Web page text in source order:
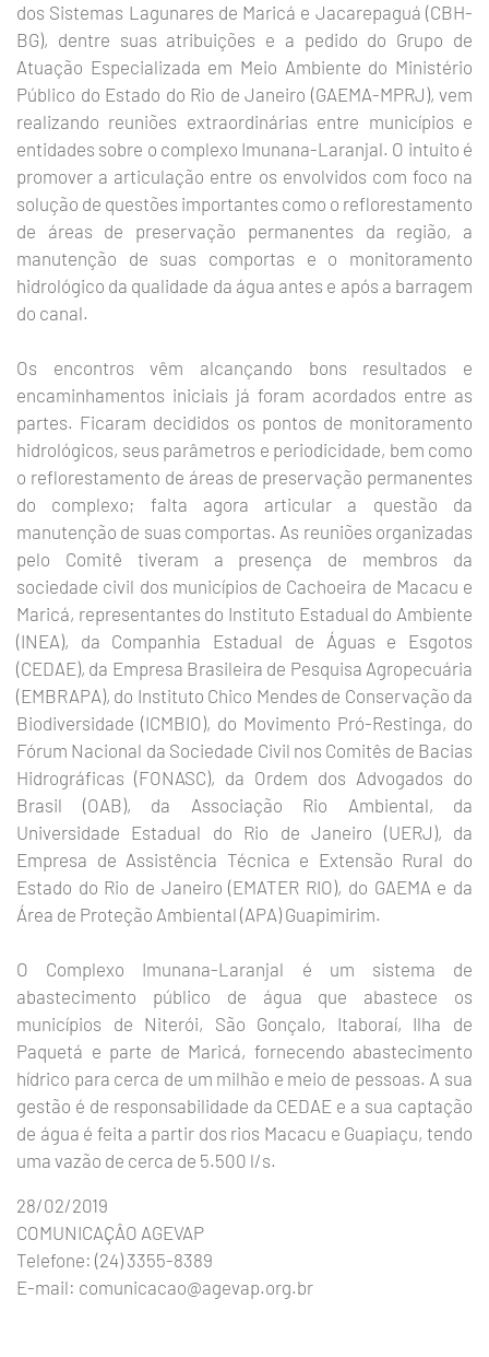
dos Sistemas Lagunares de Maricá e Jacarepaguá (CBH-
BG), dentre suas atribuições e a pedido do Grupo de
Atuação Especializada em Meio Ambiente do Ministério
Público do Estado do Rio de Janeiro (GAEMA-MPRJ), vem
realizando reuniões extraordinárias entre municípios e
entidades sobre o complexo Imunana-Laranjal. O intuito é
promover a articulação entre os envolvidos com foco na
solução de questões importantes como o reflorestamento
de áreas de preservação permanentes da região, a
manutenção de suas comportas e o monitoramento
hidrológico da qualidade da água antes e após a barragem
do canal.
Os encontros vêm alcançando bons resultados e
encaminhamentos iniciais já foram acordados entre as
partes. Ficaram decididos os pontos de monitoramento
hidrológicos, seus parâmetros e periodicidade, bem como
o reflorestamento de áreas de preservação permanentes
do complexo; falta agora articular a questão da
manutenção de suas comportas. As reuniões organizadas
pelo Comitê tiveram a presença de membros da
sociedade civil dos municípios de Cachoeira de Macacu e
Maricá, representantes do Instituto Estadual do Ambiente
(INEA), da Companhia Estadual de Águas e Esgotos
(CEDAE), da Empresa Brasileira de Pesquisa Agropecuária
(EMBRAPA), do Instituto Chico Mendes de Conservação da
Biodiversidade (ICMBIO), do Movimento Pró-Restinga, do
Fórum Nacional da Sociedade Civil nos Comitês de Bacias
Hidrográficas (FONASC), da Ordem dos Advogados do
Brasil (OAB), da Associação Rio Ambiental, da
Universidade Estadual do Rio de Janeiro (UERJ), da
Empresa de Assistência Técnica e Extensão Rural do
Estado do Rio de Janeiro (EMATER RIO), do GAEMA e da
Área de Proteção Ambiental (APA) Guapimirim.
O Complexo Imunana-Laranjal é um sistema de
abastecimento público de água que abastece os
municípios de Niterói, São Gonçalo, Itaboraí, Ilha de
Paquetá e parte de Maricá, fornecendo abastecimento
hídrico para cerca de um milhão e meio de pessoas. A sua
gestão é de responsabilidade da CEDAE e a sua captação
de água é feita a partir dos rios Macacu e Guapiaçu, tendo
uma vazão de cerca de 5.500 l/s.
28/02/2019
COMUNICAÇÂO AGEVAP
Telefone: (24) 3355-8389
E-mail: comunicacao@agevap.org.br